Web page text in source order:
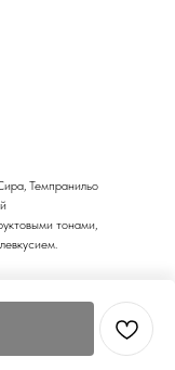
Темпранильо
тонами,